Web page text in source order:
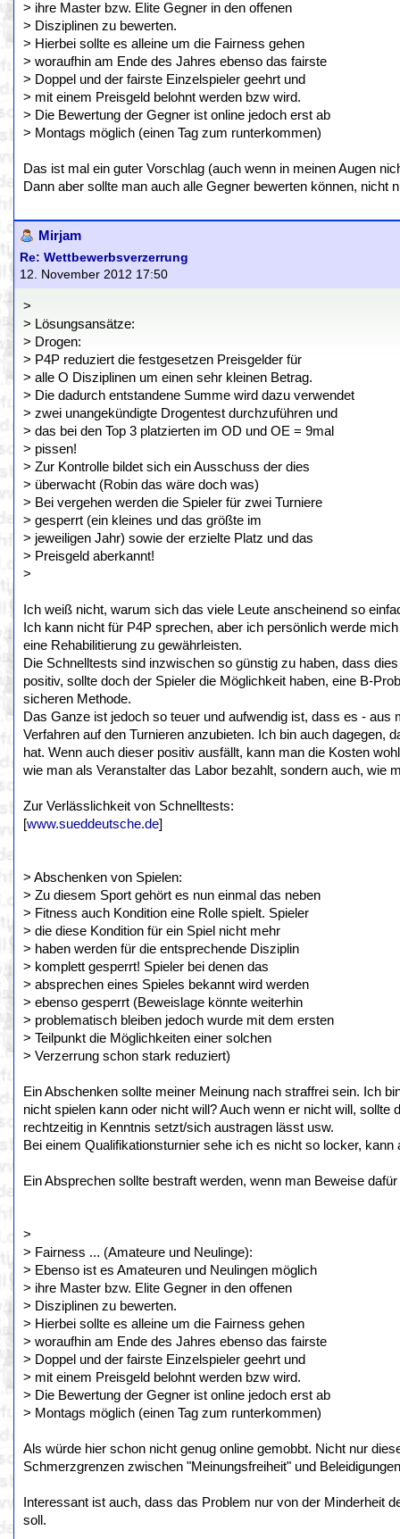
> ihre Master bzw. Elite Gegner in den offenen
> Disziplinen zu bewerten.
> Hierbei sollte es alleine um die Fairness gehen
> woraufhin am Ende des Jahres ebenso das fairste
> Doppel und der fairste Einzelspieler geehrt und
> mit einem Preisgeld belohnt werden bzw wird.
> Die Bewertung der Gegner ist online jedoch erst ab
> Montags möglich (einen Tag zum runterkommen)
Das ist mal ein guter Vorschlag (auch wenn in meinen Augen
Dann aber sollte man auch alle Gegner bewerten können, nicht
Mirjam
Re: Wettbewerbsverzerrung
12. November 2012 17:50
>
> Lösungsansätze:
> Drogen:
> P4P reduziert die festgesetzen Preisgelder für
> alle O Disziplinen um einen sehr kleinen Betrag.
> Die dadurch entstandene Summe wird dazu verwendet
> zwei unangekündigte Drogentest durchzuführen und
> das bei den Top 3 platzierten im OD und OE = 9mal
> pissen!
> Zur Kontrolle bildet sich ein Ausschuss der dies
> überwacht (Robin das wäre doch was)
> Bei vergehen werden die Spieler für zwei Turniere
> gesperrt (ein kleines und das größte im
> jeweiligen Jahr) sowie der erzielte Platz und das
> Preisgeld aberkannt!
>
Ich weiß nicht, warum sich das viele Leute anscheinend so
Ich kann nicht für P4P sprechen, aber ich persönlich werde
eine Rehabilitierung zu gewährleisten.
Die Schnelltests sind inzwischen so günstig zu haben, dass
positiv, sollte doch der Spieler die Möglichkeit haben, eine B-
sicheren Methode.
Das Ganze ist jedoch so teuer und aufwendig ist, dass es -
Verfahren auf den Turnieren anzubieten. Ich bin auch dagegen,
hat. Wenn auch dieser positiv ausfällt, kann man die Kosten
wie man als Veranstalter das Labor bezahlt, sondern auch, wie
Zur Verlässlichkeit von Schnelltests:
[www.sueddeutsche.de]
> Abschenken von Spielen:
> Zu diesem Sport gehört es nun einmal das neben
> Fitness auch Kondition eine Rolle spielt. Spieler
> die diese Kondition für ein Spiel nicht mehr
> haben werden für die entsprechende Disziplin
> komplett gesperrt! Spieler bei denen das
> absprechen eines Spieles bekannt wird werden
> ebenso gesperrt (Beweislage könnte weiterhin
> problematisch bleiben jedoch wurde mit dem ersten
> Teilpunkt die Möglichkeiten einer solchen
> Verzerrung schon stark reduziert)
Ein Abschenken sollte meiner Meinung nach straffrei sein. Ich
nicht spielen kann oder nicht will? Auch wenn er nicht will,
rechtzeitig in Kenntnis setzt/sich austragen lässt usw.
Bei einem Qualifikationsturnier sehe ich es nicht so locker,
Ein Absprechen sollte bestraft werden, wenn man Beweise
>
> Fairness ... (Amateure und Neulinge):
> Ebenso ist es Amateuren und Neulingen möglich
> ihre Master bzw. Elite Gegner in den offenen
> Disziplinen zu bewerten.
> Hierbei sollte es alleine um die Fairness gehen
> woraufhin am Ende des Jahres ebenso das fairste
> Doppel und der fairste Einzelspieler geehrt und
> mit einem Preisgeld belohnt werden bzw wird.
> Die Bewertung der Gegner ist online jedoch erst ab
> Montags möglich (einen Tag zum runterkommen)
Als würde hier schon nicht genug online gemobbt. Nicht nur
Schmerzgrenzen zwischen "Meinungsfreiheit" und
Interessant ist auch, dass das Problem nur von der Minderheit
soll.